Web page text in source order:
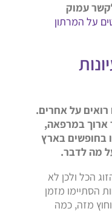
עמוק
על המרתון
רואים על אחרים.
ארוך במרפאה,
בחופשים בארץ
מה לדבר.
הכל ולכן לא
הסתיימו מזמן
מזה, כמה